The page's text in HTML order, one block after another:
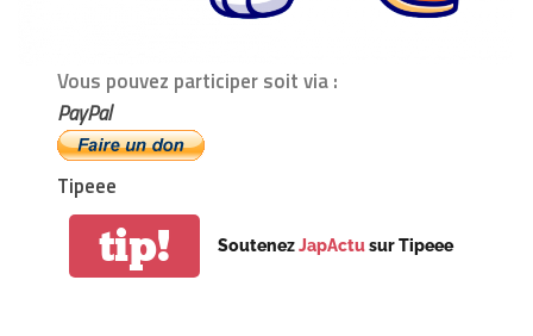
Vous pouvez participer soit via :
PayPal
Tipeee
tip! SoutenezJapActusur Tipeee